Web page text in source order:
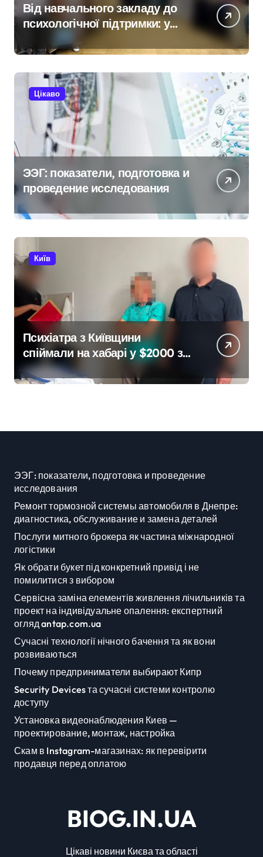
Від навчального закладу до
психологічної підтримки: у
Київській області з’явиться
унікальний маршрут для
молоді
Цікаво
ЭЭГ: показатели, подготовка и
проведение исследования
Київ
Психіатра з Київщини
спіймали на хабарі у $2000 за
ненастоящий діагноз
ЭЭГ: показатели, подготовка и проведение
исследования
Ремонт тормозной системы автомобиля в Днепре:
диагностика, обслуживание и замена деталей
Послуги митного брокера як частина міжнародної
логістики
Як обрати букет під конкретний привід і не
помилитися з вибором
Сервісна заміна елементів живлення лічильників та
проект на індивідуальне опалення: експертний
огляд antap.com.ua
Сучасні технології нічного бачення та як вони
розвиваються
Почему предприниматели выбирают Кипр
Security Devices та сучасні системи контролю
доступу
Установка видеонаблюдения Киев —
проектирование, монтаж, настройка
Скам в Instagram-магазинах: як перевірити
продавця перед оплатою
BIOG.IN.UA
Цікаві новини Києва та області